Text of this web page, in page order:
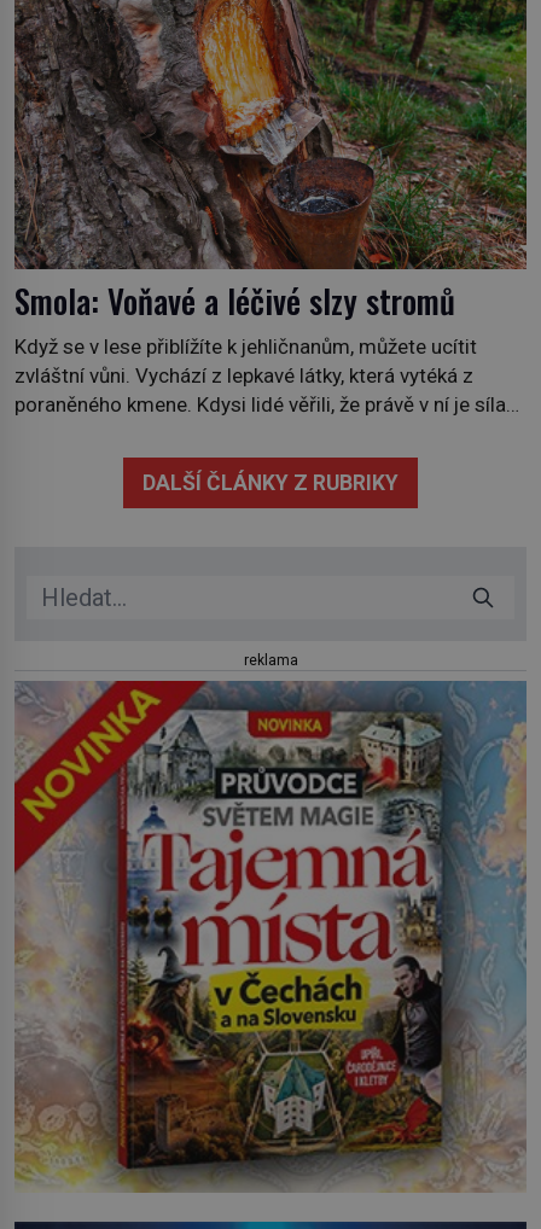
neobvyklou výzvou. Tomu, kdo dokáže dopravit ze
severního polárního kruhu na […]
Smola: Voňavé a léčivé slzy stromů
Když se v lese přiblížíte k jehličnanům, můžete ucítit
zvláštní vůni. Vychází z lepkavé látky, která vytéká z
poraněného kmene. Kdysi lidé věřili, že právě v ní je síla
lidstvo pracovalo. Chrání strom před infekcí, hmyzem a
vysycháním. Dá se říct, že je to přírodní […]
DALŠÍ ČLÁNKY Z RUBRIKY
reklama